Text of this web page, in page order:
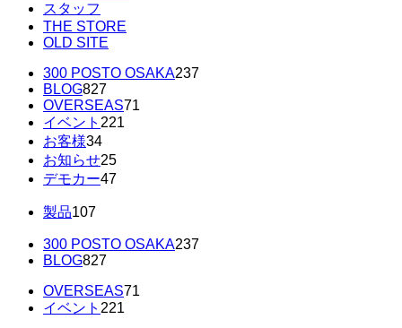
スタッフ
THE STORE
OLD SITE
300 POSTO OSAKA237
BLOG827
OVERSEAS71
イベント 221
お客様34
お知らせ25
デモカー47
製品107
300 POSTO OSAKA237
BLOG827
OVERSEAS71
イベント 221